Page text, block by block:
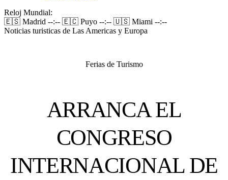
Reloj Mundial:
🇪🇸 Madrid --:-- 🇪🇨 Puyo --:-- 🇺🇸 Miami --:--
Noticias turisticas de Las Americas y Europa
Ferias de Turismo
ARRANCA EL
CONGRESO
INTERNACIONAL DE